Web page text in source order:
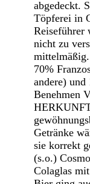
abgedeckt.
Töpferei in
Reiseführer
nicht zu
mittelmäßig.
70%
andere) und
Benehmen
Getränke
sie korrekt
(s.o.)
Colaglas